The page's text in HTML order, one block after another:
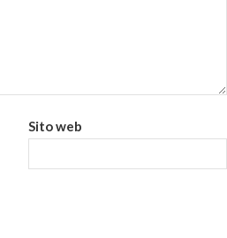
Sito web